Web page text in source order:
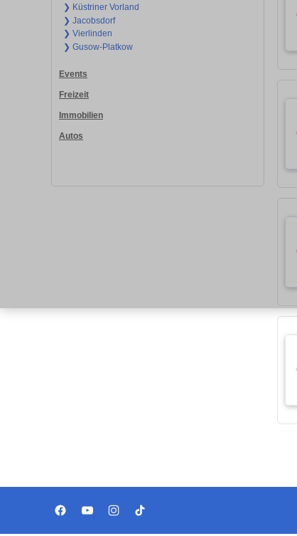
❯ Küstriner Vorland
❯ Jacobsdorf
❯ Vierlinden
❯ Gusow-Platkow
Events
Freizeit
Immobilien
Autos